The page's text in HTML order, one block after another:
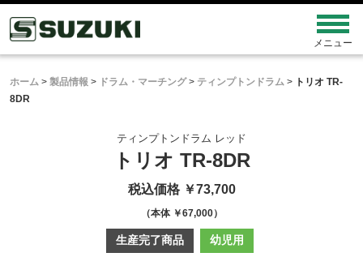
ホーム > 製品情報 > ドラム・マーチング> ティンプトンドラム >
トリオ TR-
8DR
ティンプトンドラム レッド
トリオ TR-8DR
税込価格 ￥73,700
（本体 ￥67,000）
生産完了商品 幼児用